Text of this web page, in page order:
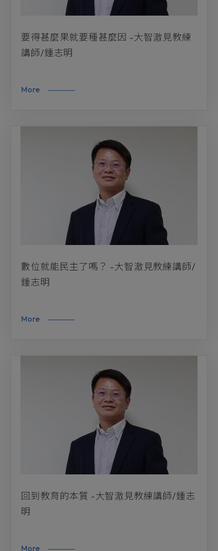
要得甚麼果就要種甚麼因 -大智澈見教練
講師/鍾志明
More
數位就能民主了嗎？ -大智澈見教練講師/
鍾志明
More
回到教育的本質 -大智澈見教練講師/鍾志
明
More